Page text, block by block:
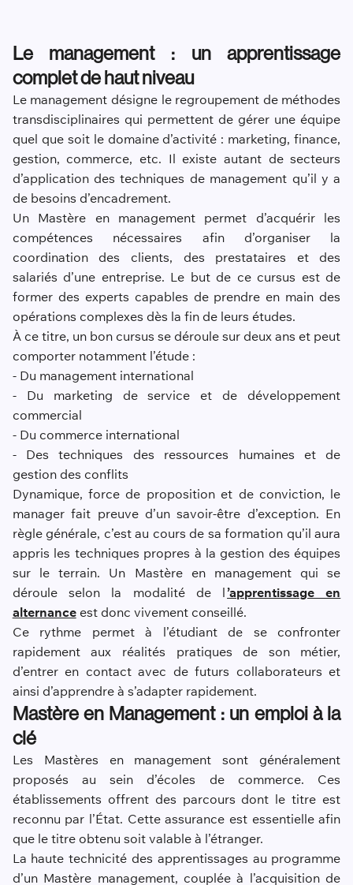
Le management : un apprentissage
complet de haut niveau
Le management désigne le regroupement de méthodes
transdisciplinaires qui permettent de gérer une équipe
quel que soit le domaine d’activité : marketing, finance,
gestion, commerce, etc. Il existe autant de secteurs
d’application des techniques de management qu’il y a
de besoins d’encadrement.
Un Mastère en management permet d’acquérir les
compétences nécessaires afin d’organiser la
coordination des clients, des prestataires et des
salariés d’une entreprise. Le but de ce cursus est de
former des experts capables de prendre en main des
opérations complexes dès la fin de leurs études.
À ce titre, un bon cursus se déroule sur deux ans et peut
comporter notamment l’étude :
- Du management international
- Du marketing de service et de développement
commercial
- Du commerce international
- Des techniques des ressources humaines et de
gestion des conflits
Dynamique, force de proposition et de conviction, le
manager fait preuve d’un savoir-être d’exception. En
règle générale, c’est au cours de sa formation qu’il aura
appris les techniques propres à la gestion des équipes
sur le terrain. Un Mastère en management qui se
déroule selon la modalité de l ’apprentissage en
alternanceest donc vivement conseillé.
Ce rythme permet à l’étudiant de se confronter
rapidement aux réalités pratiques de son métier,
d’entrer en contact avec de futurs collaborateurs et
ainsi d’apprendre à s’adapter rapidement.
Mastère en Management : un emploi à la
clé
Les Mastères en management sont généralement
proposés au sein d’écoles de commerce. Ces
établissements offrent des parcours dont le titre est
reconnu par l’État. Cette assurance est essentielle afin
que le titre obtenu soit valable à l’étranger.
La haute technicité des apprentissages au programme
d’un Mastère management, couplée à l’acquisition de